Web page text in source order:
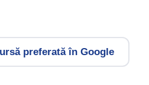
preferată în Google